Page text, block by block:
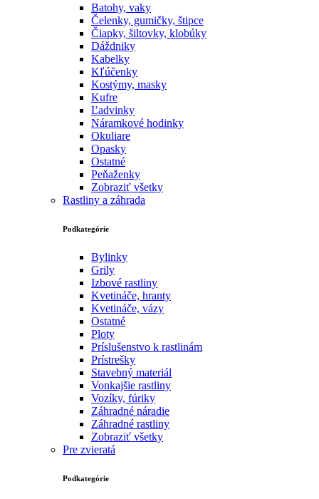
Batohy, vaky
Čelenky, gumičky, štipce
Čiapky, šiltovky, klobúky
Dáždniky
Kabelky
Kľúčenky
Kostýmy, masky
Kufre
Ľadvinky
Náramkové hodinky
Okuliare
Opasky
Ostatné
Peňaženky
Zobraziť všetky
Rastliny a záhrada
Podkategórie
Bylinky
Grily
Izbové rastliny
Kvetináče, hranty
Kvetináče, vázy
Ostatné
Ploty
Príslušenstvo k rastlinám
Prístrešky
Stavebný materiál
Vonkajšie rastliny
Vozíky, fúriky
Záhradné náradie
Záhradné rastliny
Zobraziť všetky
Pre zvieratá
Podkategórie